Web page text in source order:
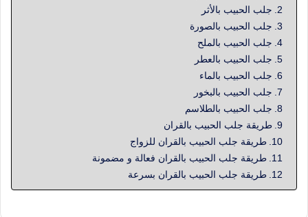
جلب الحبيب بالأثر
جلب الحبيب بالصورة
جلب الحبيب بالملح
جلب الحبيب بالعطر
جلب الحبيب بالماء
جلب الحبيب بالبخور
جلب الحبيب بالطلاسم
طريقة جلب الحبيب بالقران
طريقة جلب الحبيب بالقران للزواج
طريقة جلب الحبيب بالقران فعالة و مضمونة
طريقة جلب الحبيب بالقران بسرعة